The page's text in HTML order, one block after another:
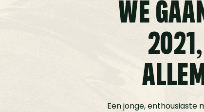
WE
Een jonge, enthousiaste